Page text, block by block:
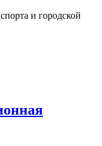
и городской